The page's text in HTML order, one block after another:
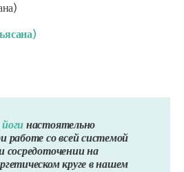
настоятельно
работе со всей системой
сосредоточении на
круге в нашем